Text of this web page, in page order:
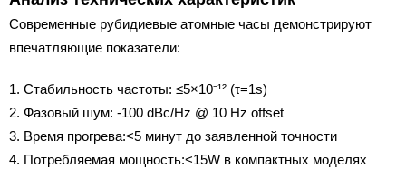
Современные рубидиевые атомные часы демонстрируют
впечатляющие показатели:
Стабильность частоты: ≤5×10⁻¹² (τ=1s)
Фазовый шум: -100 dBc/Hz @ 10 Hz offset
Время прогрева:<5 минут до заявленной точности
Потребляемая мощность:<15W в компактных моделях